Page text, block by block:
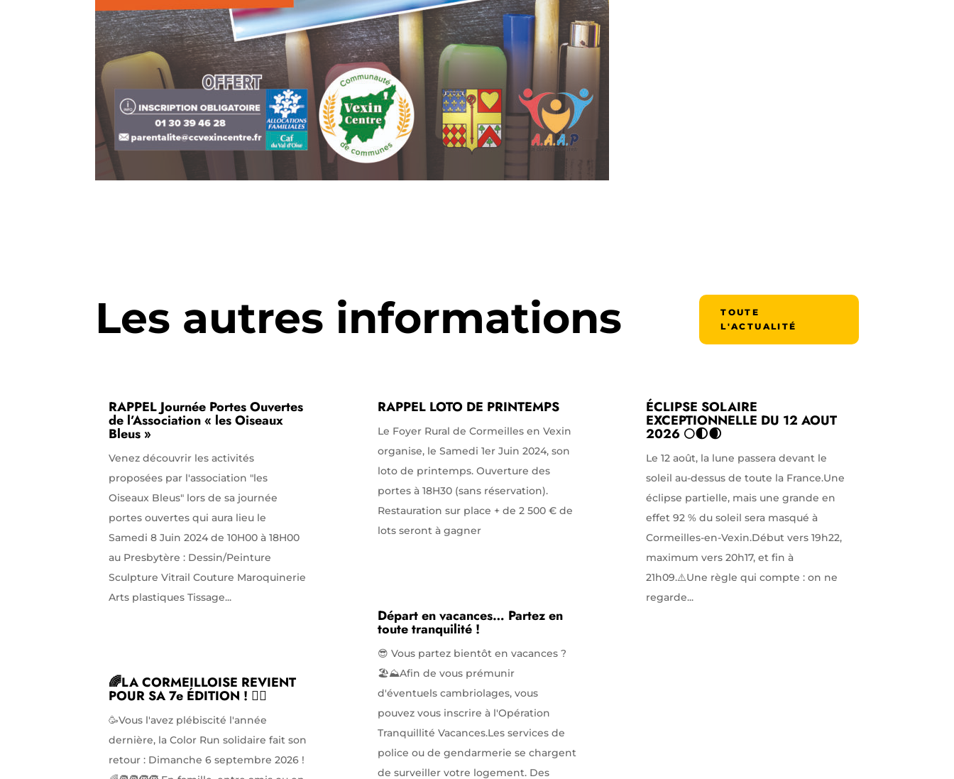
Les autres informations
TOUTE
L'ACTUALITÉ
RAPPEL Journée Portes Ouvertes
de l’Association « les Oiseaux
Bleus »
Venez découvrir les activités
proposées par l'association "les
Oiseaux Bleus" lors de sa journée
portes ouvertes qui aura lieu le
Samedi 8 Juin 2024 de 10H00 à 18H00
au Presbytère : Dessin/Peinture
Sculpture Vitrail Couture Maroquinerie
Arts plastiques Tissage...
🌈LA CORMEILLOISE REVIENT
POUR SA 7e ÉDITION ! 🏃‍♀️
🥳Vous l'avez plébiscité l'année
dernière, la Color Run solidaire fait son
retour : Dimanche 6 septembre 2026 !
RAPPEL LOTO DE PRINTEMPS
Le Foyer Rural de Cormeilles en Vexin
organise, le Samedi 1er Juin 2024, son
loto de printemps. Ouverture des
portes à 18H30 (sans réservation).
Restauration sur place + de 2 500 € de
lots seront à gagner
Départ en vacances… Partez en
toute tranquilité !
😎 Vous partez bientôt en vacances ?
🏖️⛰️Afin de vous prémunir
d'éventuels cambriolages, vous
pouvez vous inscrire à l'Opération
Tranquillité Vacances.Les services de
police ou de gendarmerie se chargent
de surveiller votre logement. Des
ÉCLIPSE SOLAIRE
EXCEPTIONNELLE DU 12 AOUT
2026 🌕🌓🌒
Le 12 août, la lune passera devant le
soleil au-dessus de toute la France.Une
éclipse partielle, mais une grande en
effet 92 % du soleil sera masqué à
Cormeilles-en-Vexin.Début vers 19h22,
maximum vers 20h17, et fin à
21h09.⚠️Une règle qui compte : on ne
regarde...